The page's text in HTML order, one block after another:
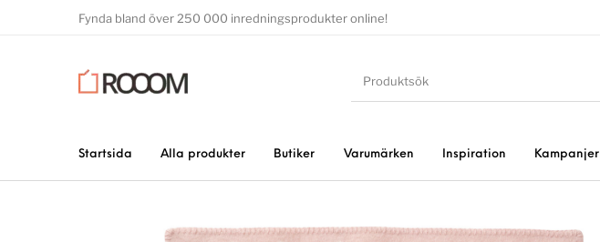
Fynda bland över 250 000 inredningsprodukter online!
Startsida Alla produkter Butiker Varumärken Inspiration